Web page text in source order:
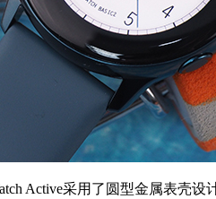
Active采用了圆型金属表壳设